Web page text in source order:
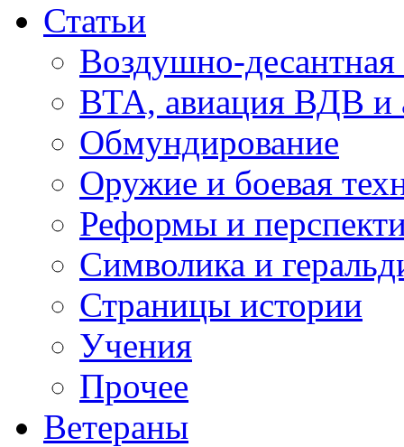
Статьи
Воздушно-десантная
ВТА, авиация ВДВ и
Обмундирование
Оружие и боевая
Реформы и
Символика и
Страницы истории
Учения
Прочее
Ветераны